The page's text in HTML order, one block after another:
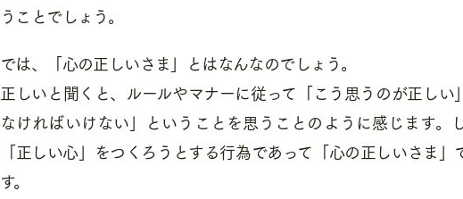
うことでしょう。
では、「心の正しいさま」とはなんなのでしょう。
正しいと聞くと、ルールやマナーに従って「こう思うのが正しい
なければいけない」ということを思うことのように感じます。
「正しい心」をつくろうとする行為であって「心の正しいさま」
す。